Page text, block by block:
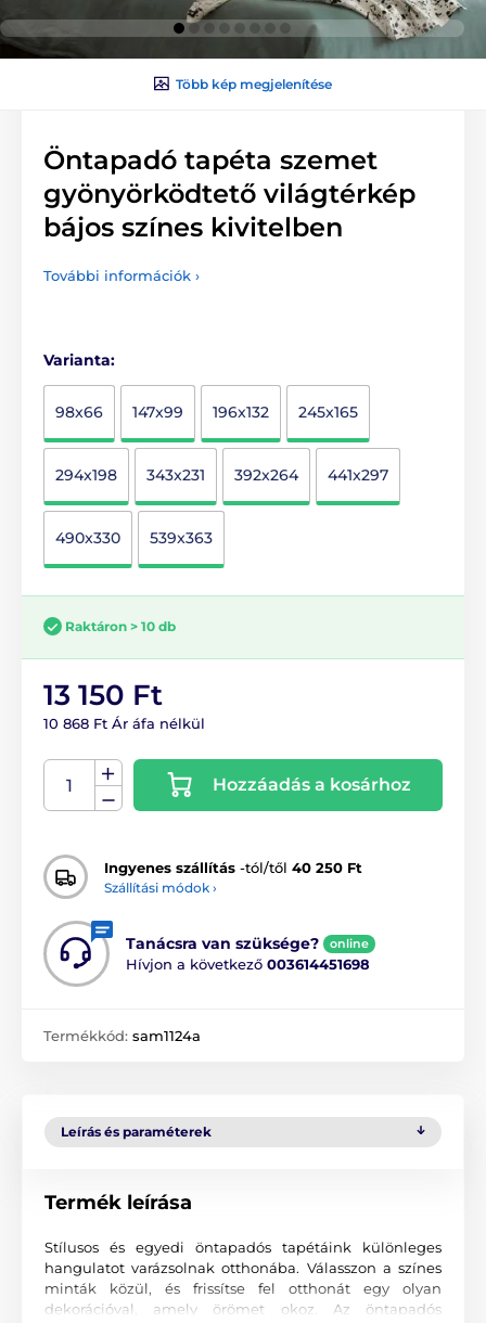
Több kép megjelenítése
Öntapadó tapéta szemet
gyönyörködtető világtérkép
bájos színes kivitelben
További információk ›
Varianta:
98x66 147x99 196x132 245x165
294x198 343x231 392x264 441x297
490x330 539x363
Raktáron > 10 db
13 150 Ft
10 868 Ft Ár áfa nélkül
Hozzáadás a kosárhoz
Ingyenes szállítás -tól/től 40 250 Ft
Szállítási módok ›
Tanácsra van szüksége? online
Hívjon a következő 003614451698
Termékkód: sam1124a
Leírás és paraméterek
Termék leírása
Stílusos és egyedi öntapadós tapétáink különleges
hangulatot varázsolnak otthonába. Válasszon a színes
minták közül, és frissítse fel otthonát egy olyan
dekorációval, amely örömet okoz. Az öntapadós